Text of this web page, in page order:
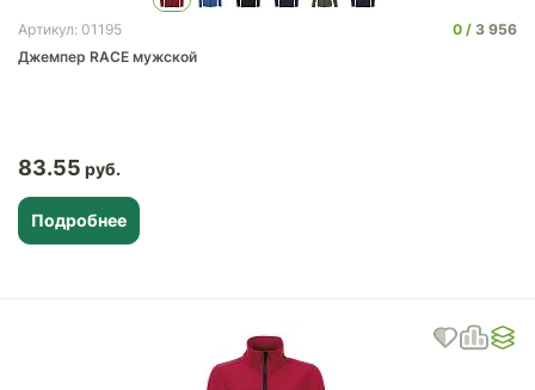
Артикул: 01195 0
3 956
Джемпер RACE мужской
83.55
Подробнее